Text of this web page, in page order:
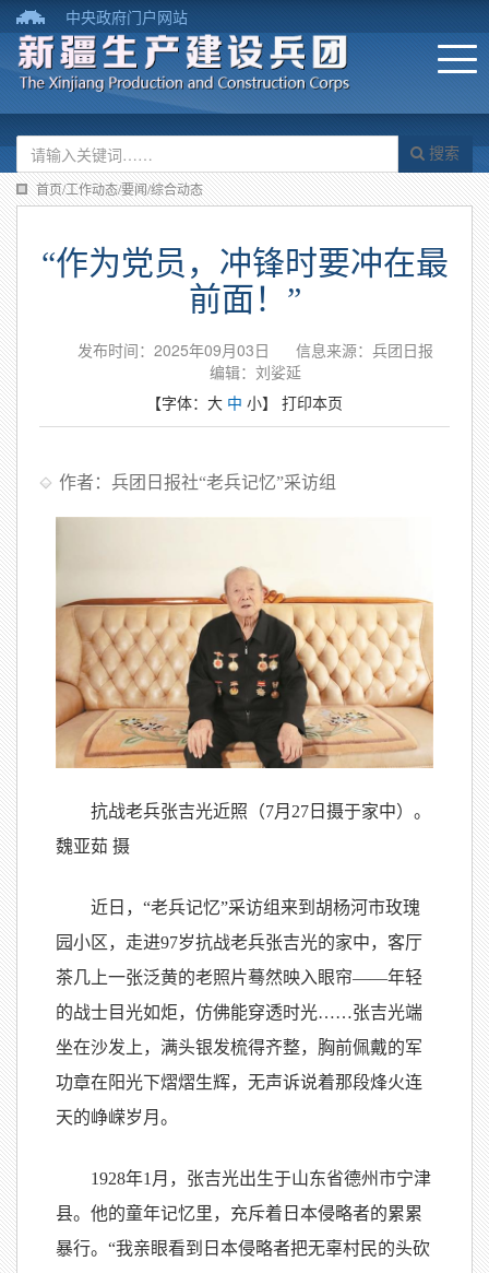
中央政府门户网站
搜索
首页/工作动态/要闻/综合动态
“作为党员，冲锋时要冲在最
前面！”
发布时间：2025年09月03日
信息来源：兵团日报
编辑：刘娑延
【字体： 大 中 小】 打印本页
作者：兵团日报社“老兵记忆”采访组
抗战老兵张吉光近照（7月27日摄于家中）。
魏亚茹 摄
近日，“老兵记忆”采访组来到胡杨河市玫瑰
园小区，走进97岁抗战老兵张吉光的家中，客厅
茶几上一张泛黄的老照片蓦然映入眼帘——年轻
的战士目光如炬，仿佛能穿透时光……张吉光端
坐在沙发上，满头银发梳得齐整，胸前佩戴的军
功章在阳光下熠熠生辉，无声诉说着那段烽火连
天的峥嵘岁月。
1928年1月，张吉光出生于山东省德州市宁津
县。他的童年记忆里，充斥着日本侵略者的累累
暴行。“我亲眼看到日本侵略者把无辜村民的头砍